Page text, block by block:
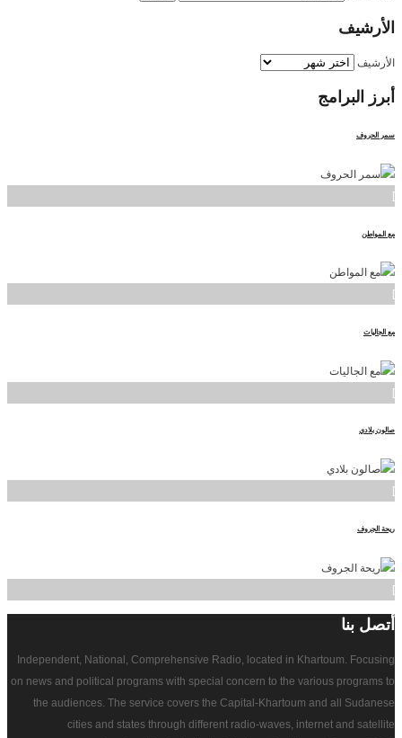
الأرشيف
الأرشيف
أبرز البرامج
سمر الحروف
]
مع المواطن
]
مع الجاليات
]
صالون بلادي
]
ريحة الجروف
]
أتصل بنا
Independent, National, Comprehensive Radio, located in Khartoum. Focusing
on news and political programs with special concern to the various programs to
the audiences. The service covers the Capital-Khartoum and all Sudanese
cities and states through different radio-waves, internet and satellite